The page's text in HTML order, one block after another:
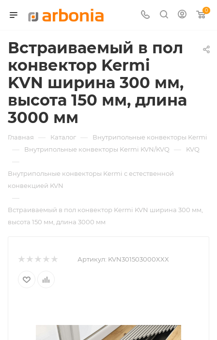
0
Встраиваемый в пол
конвектор Kermi
KVN ширина 300 мм,
высота 150 мм, длина
3000 мм
Главная — Каталог — Внутрипольные конвекторы Kermi
— Внутрипольные конвекторы Kermi KVN/KVQ — KVQ
—
Внутрипольные конвекторы Kermi с естественной
конвекцией KVN
—
Встраиваемый в пол конвектор Kermi KVN ширина 300 мм,
высота 150 мм, длина 3000 мм
Артикул: KVN301503000XXX